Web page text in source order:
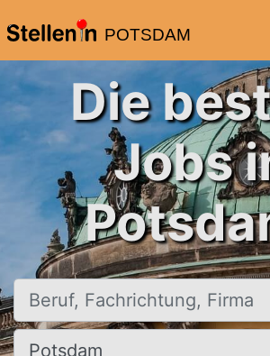
POTSDAM
Die
Jobs
Beruf, Fachrichtung, Firma
Ort, Stadt